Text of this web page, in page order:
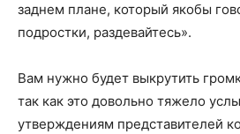
заднем плане, который якобы
подростки, раздевайтесь».
Вам нужно будет выкрутить
так как это довольно тяжело
утверждениям представителей